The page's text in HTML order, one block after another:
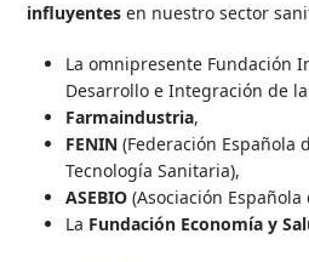
influyentes en nuestro sector
La omnipresente Fundación
Desarrollo e Integración de
Farmaindustria,
FENIN (Federación Española
Tecnología Sanitaria),
ASEBIO (Asociación
La Fundación Economía y